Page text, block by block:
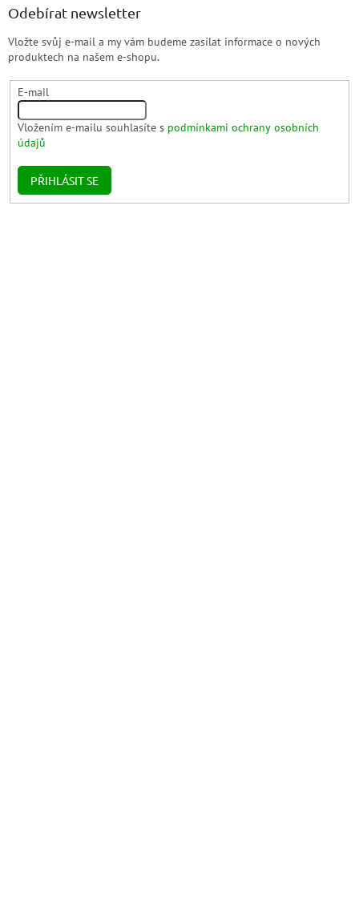
Odebírat newsletter
Vložte svůj e-mail a my vám budeme zasílat informace o nových
produktech na našem e-shopu.
E-mail
Vložením e-mailu souhlasíte s podmínkami ochrany osobních
údajů
PŘIHLÁSIT SE